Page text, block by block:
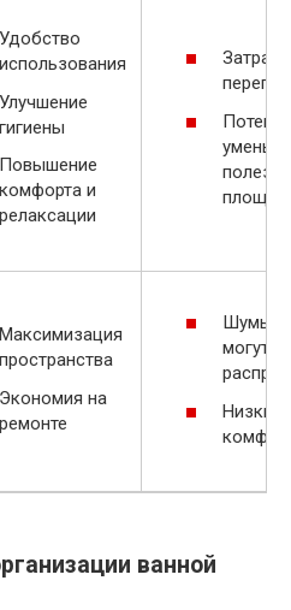
Удобство
использования
Улучшение
гигиены
Повышение
комфорта и
релаксации
Максимизация
пространства
Экономия на
ремонте
Шумы и
могут
Низкий
ванной